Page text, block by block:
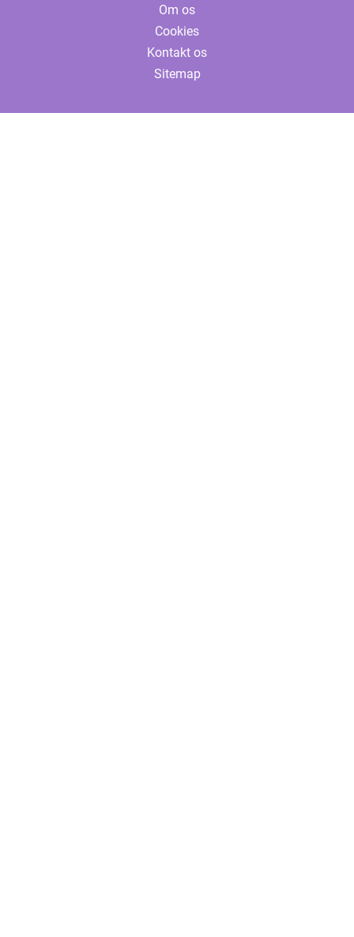
Om os
Cookies
Kontakt os
Sitemap